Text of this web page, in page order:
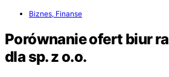
Biznes, Finanse
Porównanie ofert biur
dla sp. z o.o.